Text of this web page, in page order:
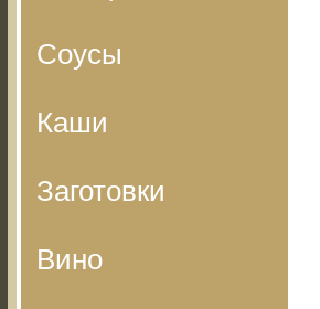
Соусы
Каши
Заготовки
Вино